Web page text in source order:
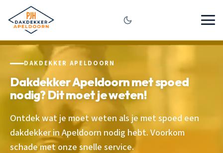
DAKDEKKER APELDOORN
Dakdekker Apeldoorn met spoed
nodig? Dit moet je weten!
Ontdek wat je moet weten als je met spoed een
dakdekker in Apeldoorn nodig hebt. Voorkom
schade met onze snelle service.